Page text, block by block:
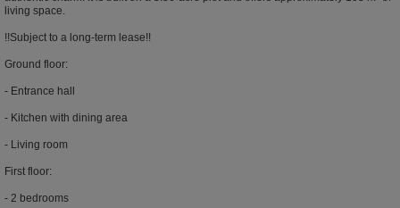
living space.
!!Subject to a long-term lease!!
Ground floor:
- Entrance hall
- Kitchen with dining area
- Living room
First floor:
- 2 bedrooms